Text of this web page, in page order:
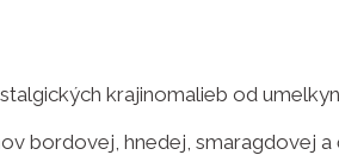
krajinomalieb od
bordovej, hnedej, smaragdovej